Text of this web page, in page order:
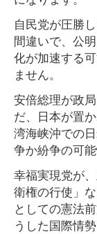
自民党が圧勝
間違いで、公
化が加速する
ません。
安倍総理が政
だ、日本が置
湾海峡沖での
争か紛争の可
幸福実現党が
衛権の行使」
としての憲法
うした国際情